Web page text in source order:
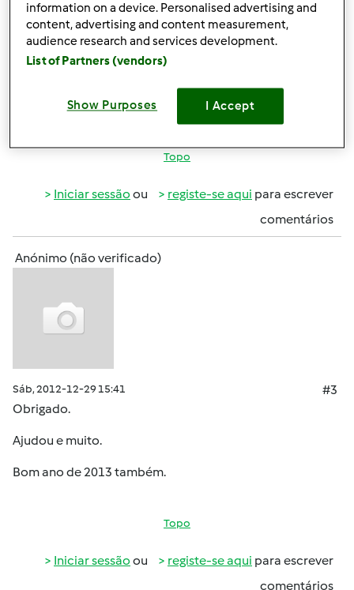
Olá. Depende da temperatura a que usa os ingredientes.
Por exemplo se for leite e o tirar do frigorifico estará mais
frio e por isso demora mais tempo a atingir a
temperatura indicada. É so acrescentar mais tempo e
marcar a mesma temperatura. Espero ter ajudado. Bom
Ano de 2013.
Topo
Iniciar sessão ou registe-se aqui para escrever
comentários
Anónimo (não verificado)
Sáb, 2012-12-29 15:41
#3
Obrigado.
Ajudou e muito.
Bom ano de 2013 também.
Topo
Iniciar sessão ou registe-se aqui para escrever
comentários
information on a device. Personalised advertising and
content, advertising and content measurement,
audience research and services development.
List of Partners (vendors)
Show Purposes I Accept